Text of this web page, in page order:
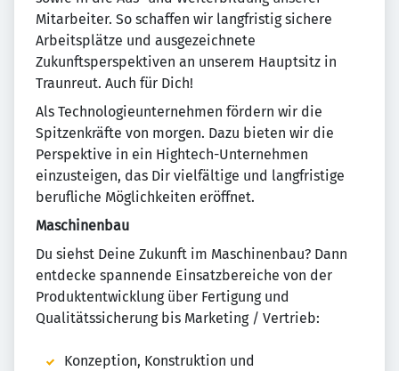
Mitarbeiter. So schaffen wir langfristig sichere
Arbeitsplätze und ausgezeichnete
Zukunftsperspektiven an unserem Hauptsitz in
Traunreut. Auch für Dich!
Als Technologieunternehmen fördern wir die
Spitzenkräfte von morgen. Dazu bieten wir die
Perspektive in ein Hightech-Unternehmen
einzusteigen, das Dir vielfältige und langfristige
berufliche Möglichkeiten eröffnet.
Maschinenbau
Du siehst Deine Zukunft im Maschinenbau? Dann
entdecke spannende Einsatzbereiche von der
Produktentwicklung über Fertigung und
Qualitätssicherung bis Marketing / Vertrieb:
Konzeption, Konstruktion und